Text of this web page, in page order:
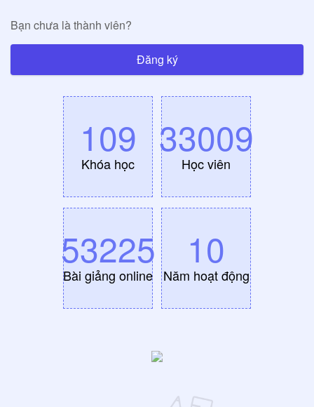
Bạn chưa là thành viên?
Đăng ký
109
Khóa học
53225
Bài giảng online
33009
Học viên
10
Năm hoạt động